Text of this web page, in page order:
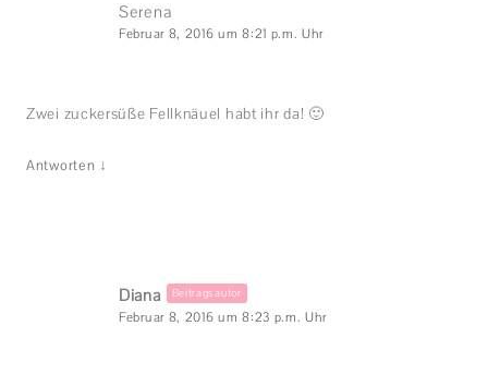
Serena
Februar 8, 2016 um 8:21 p.m. Uhr
Zwei zuckersüße Fellknäuel habt ihr da! 🙂
Antworten ↓
Diana Beitragsautor
Februar 8, 2016 um 8:23 p.m. Uhr